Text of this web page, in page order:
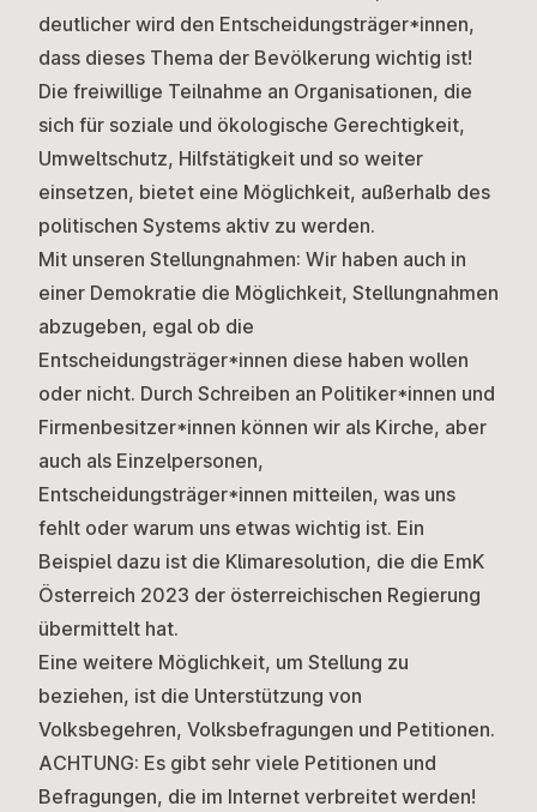
deutlicher wird den Entscheidungsträger*innen,
dass dieses Thema der Bevölkerung wichtig ist!
Die freiwillige Teilnahme an Organisationen, die
sich für soziale und ökologische Gerechtigkeit,
Umweltschutz, Hilfstätigkeit und so weiter
einsetzen, bietet eine Möglichkeit, außerhalb des
politischen Systems aktiv zu werden.
Mit unseren Stellungnahmen: Wir haben auch in
einer Demokratie die Möglichkeit, Stellungnahmen
abzugeben, egal ob die
Entscheidungsträger*innen diese haben wollen
oder nicht. Durch Schreiben an Politiker*innen und
Firmenbesitzer*innen können wir als Kirche, aber
auch als Einzelpersonen,
Entscheidungsträger*innen mitteilen, was uns
fehlt oder warum uns etwas wichtig ist. Ein
Beispiel dazu ist die Klimaresolution, die die EmK
Österreich 2023 der österreichischen Regierung
übermittelt hat.
Eine weitere Möglichkeit, um Stellung zu
beziehen, ist die Unterstützung von
Volksbegehren, Volksbefragungen und Petitionen.
ACHTUNG: Es gibt sehr viele Petitionen und
Befragungen, die im Internet verbreitet werden!